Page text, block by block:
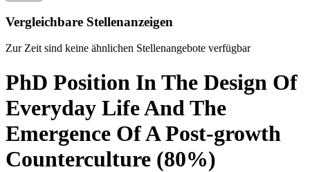
Vergleichbare Stellenanzeigen
Zur Zeit sind keine ähnlichen Stellenangebote verfügbar
PhD Position In The Design Of
Everyday Life And The
Emergence Of A Post-growth
Counterculture (80%)